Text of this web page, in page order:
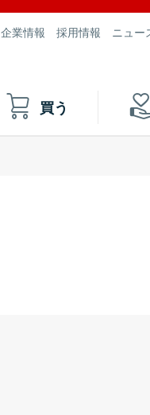
企業情報 採用情報 ニュー
買う